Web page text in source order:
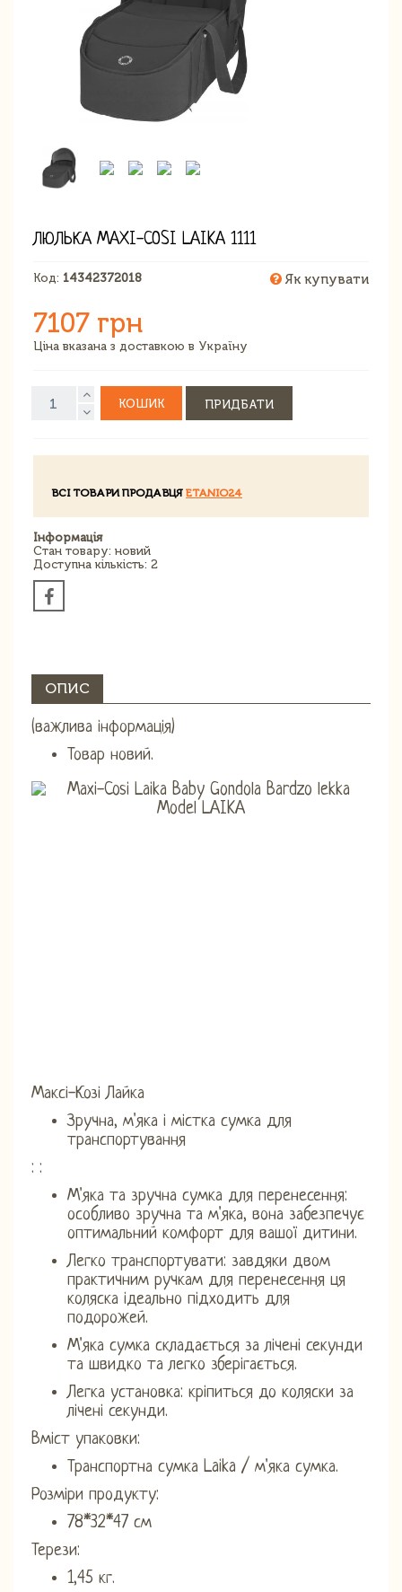
ЛЮЛЬКА MAXI-COSI LAIKA 1111
Код: 14342372018 Як купувати
7107 грн
Ціна вказана з доставкою в Україну
КОШИК ПРИДБАТИ
ВСІ ТОВАРИ ПРОДАВЦЯ ETANIO24
Інформація
Стан товару: новий
Доступна кількість: 2
ОПИС
(важлива інформація)
Товар новий.
Максі-Козі Лайка
Зручна, м'яка і містка сумка для
транспортування
: :
М'яка та зручна сумка для перенесення:
особливо зручна та м'яка, вона забезпечує
оптимальний комфорт для вашої дитини.
Легко транспортувати: завдяки двом
практичним ручкам для перенесення ця
коляска ідеально підходить для
подорожей.
М'яка сумка складається за лічені секунди
та швидко та легко зберігається.
Легка установка: кріпиться до коляски за
лічені секунди.
Вміст упаковки:
Транспортна сумка Laika / м'яка сумка.
Розміри продукту:
78*32*47 см
Терези:
1,45 кг.